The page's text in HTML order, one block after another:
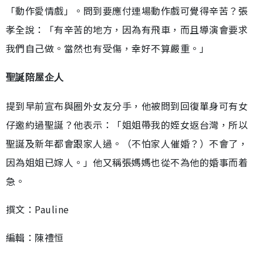
「動作愛情戲」。問到要應付連場動作戲可覺得辛苦？張
孝全說：「有辛苦的地方，因為有飛車，而且導演會要求
我們自己做。當然也有受傷，幸好不算嚴重。」
聖誕陪屋企人
提到早前宣布與圈外女友分手，他被問到回復單身可有女
仔邀約過聖誕？他表示：「姐姐帶我的姪女返台灣，所以
聖誕及新年都會跟家人過。（不怕家人催婚？）不會了，
因為姐姐已嫁人。」他又稱張媽媽也從不為他的婚事而着
急。
撰文：Pauline
編輯：陳禮恒